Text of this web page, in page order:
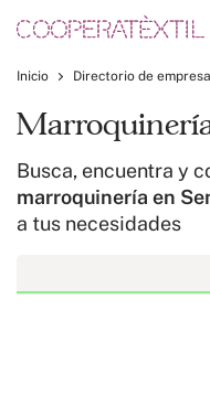
Inicio Directorio de
Busca, encuentra y
marroquinería en
a tus necesidades